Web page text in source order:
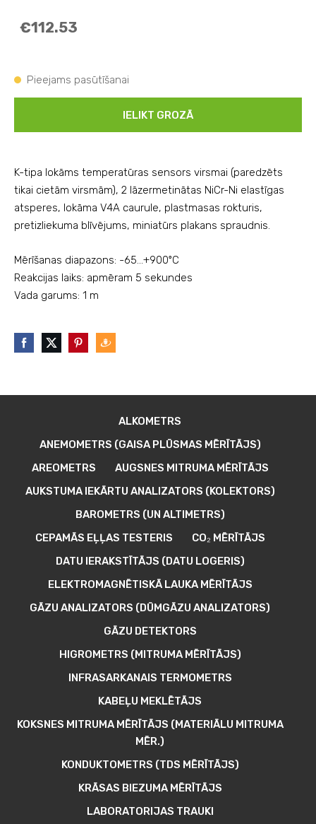
€112.53
Pieejams pasūtīšanai
IELIKT GROZĀ
K-tipa lokāms temperatūras sensors virsmai (paredzēts
tikai cietām virsmām), 2 lāzermetinātas NiCr-Ni elastīgas
atsperes, lokāma V4A caurule, plastmasas rokturis,
pretizliekuma blīvējums, miniatūrs plakans spraudnis.
Mērīšanas diapazons: -65…+900ºC
Reakcijas laiks: apmēram 5 sekundes
Vada garums: 1 m
ALKOMETRS
ANEMOMETRS (GAISA PLŪSMAS MĒRĪTĀJS)
AREOMETRS
AUGSNES MITRUMA MĒRĪTĀJS
AUKSTUMA IEKĀRTU ANALIZATORS (KOLEKTORS)
BAROMETRS (UN ALTIMETRS)
CEPAMĀS EĻĻAS TESTERIS
CO₂ MĒRĪTĀJS
DATU IERAKSTĪTĀJS (DATU LOGERIS)
ELEKTROMAGNĒTISKĀ LAUKA MĒRĪTĀJS
GĀZU ANALIZATORS (DŪMGĀZU ANALIZATORS)
GĀZU DETEKTORS
HIGROMETRS (MITRUMA MĒRĪTĀJS)
INFRASARKANAIS TERMOMETRS
KABEĻU MEKLĒTĀJS
KOKSNES MITRUMA MĒRĪTĀJS (MATERIĀLU MITRUMA
MĒR.)
KONDUKTOMETRS (TDS MĒRĪTĀJS)
KRĀSAS BIEZUMA MĒRĪTĀJS
LABORATORIJAS TRAUKI